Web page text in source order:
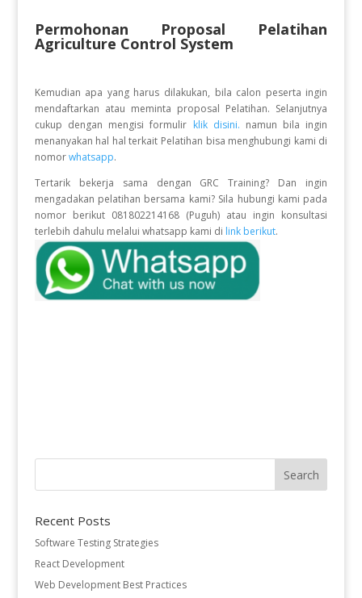
Permohonan Proposal Pelatihan
Agriculture Control System
Kemudian apa yang harus dilakukan, bila calon peserta ingin
mendaftarkan atau meminta proposal Pelatihan. Selanjutnya
cukup dengan mengisi formulir klik disini. namun bila ingin
menanyakan hal hal terkait Pelatihan bisa menghubungi kami di
nomor whatsapp.
Tertarik bekerja sama dengan GRC Training? Dan ingin
mengadakan pelatihan bersama kami? Sila hubungi kami pada
nomor berikut 081802214168 (Puguh) atau ingin konsultasi
terlebih dahulu melalui whatsapp kami di link berikut.
Recent Posts
Software Testing Strategies
React Development
Web Development Best Practices